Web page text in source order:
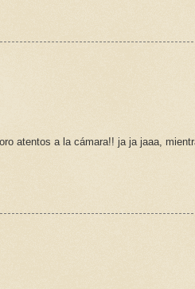
atentos a la cámara!! ja ja jaaa,